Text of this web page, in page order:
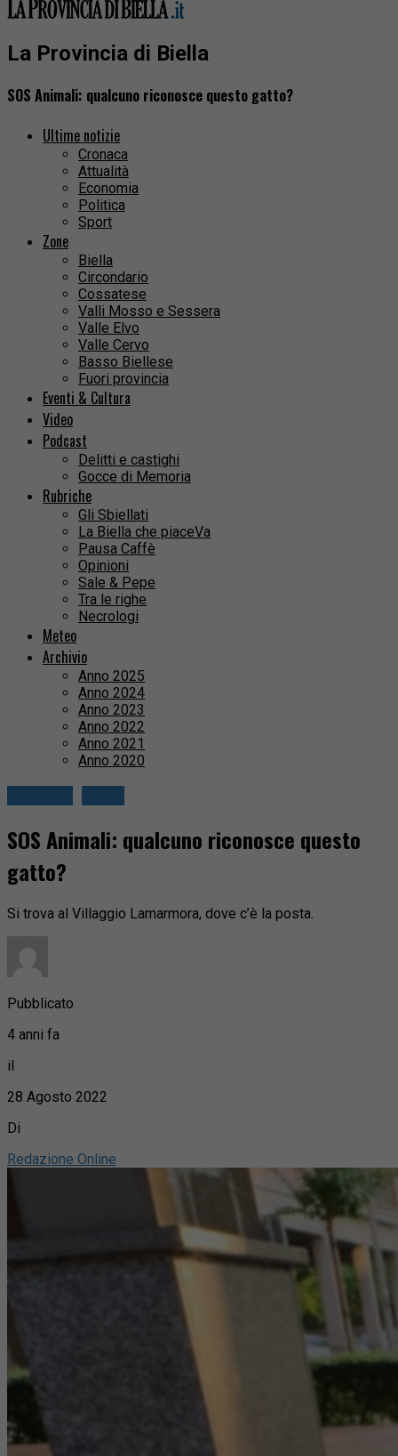
La Provincia di Biella
SOS Animali: qualcuno riconosce questo gatto?
Ultime notizie
Cronaca
Attualità
Economia
Politica
Sport
Zone
Biella
Circondario
Cossatese
Valli Mosso e Sessera
Valle Elvo
Valle Cervo
Basso Biellese
Fuori provincia
Eventi & Cultura
Video
Podcast
Delitti e castighi
Gocce di Memoria
Rubriche
Gli Sbiellati
La Biella che piaceVa
Pausa Caffè
Opinioni
Sale & Pepe
Tra le righe
Necrologi
Meteo
Archivio
Anno 2025
Anno 2024
Anno 2023
Anno 2022
Anno 2021
Anno 2020
SOS Animali: qualcuno riconosce questo
gatto?
Si trova al Villaggio Lamarmora, dove c’è la posta.
Pubblicato
4 anni fa
il
28 Agosto 2022
Di
Redazione Online